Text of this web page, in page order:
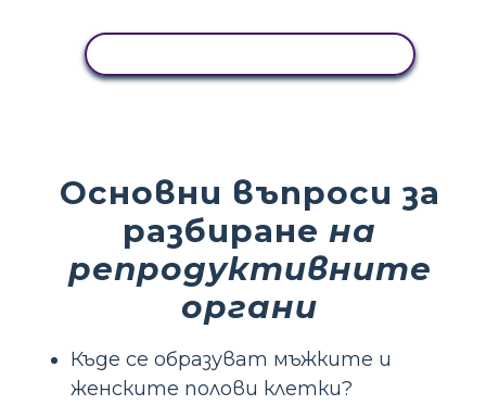
Основни въпроси за
разбиране на
репродуктивните
органи
Къде се образуват мъжките и
женските полови клетки?